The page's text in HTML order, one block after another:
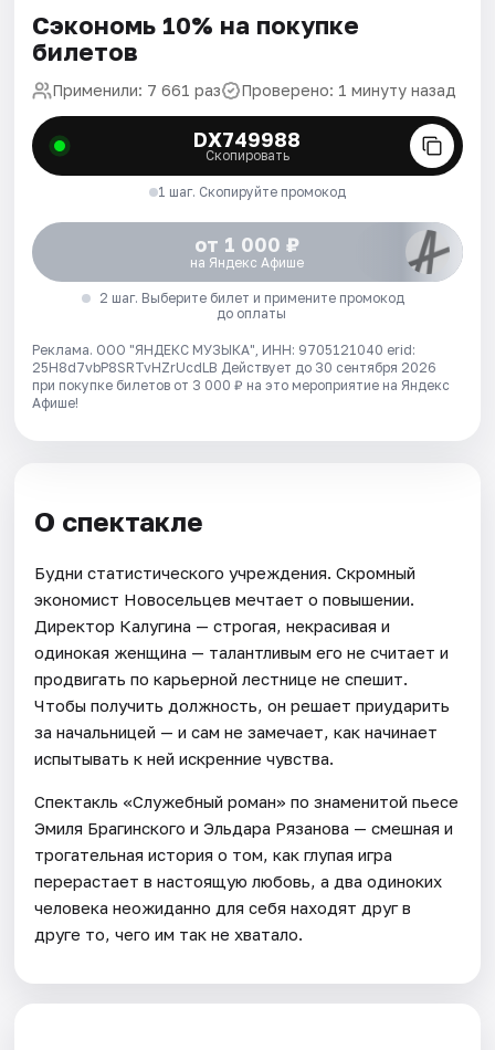
Сэкономь 10% на покупке
билетов
Применили: 7 661 раз Проверено: 1 минуту назад
DX749988
Скопировать
1 шаг. Скопируйте промокод
от 1 000 ₽
на Яндекс Афише
2 шаг. Выберите билет и примените промокод
до оплаты
Реклама. ООО "ЯНДЕКС МУЗЫКА", ИНН: 9705121040 erid:
25H8d7vbP8SRTvHZrUcdLB Действует до 30 сентября 2026
при покупке билетов от 3 000 ₽ на это мероприятие на Яндекс
Афише!
О спектакле
Будни статистического учреждения. Скромный
экономист Новосельцев мечтает о повышении.
Директор Калугина — строгая, некрасивая и
одинокая женщина — талантливым его не считает и
продвигать по карьерной лестнице не спешит.
Чтобы получить должность, он решает приударить
за начальницей — и сам не замечает, как начинает
испытывать к ней искренние чувства.
Спектакль «Служебный роман» по знаменитой пьесе
Эмиля Брагинского и Эльдара Рязанова — смешная и
трогательная история о том, как глупая игра
перерастает в настоящую любовь, а два одиноких
человека неожиданно для себя находят друг в
друге то, чего им так не хватало.